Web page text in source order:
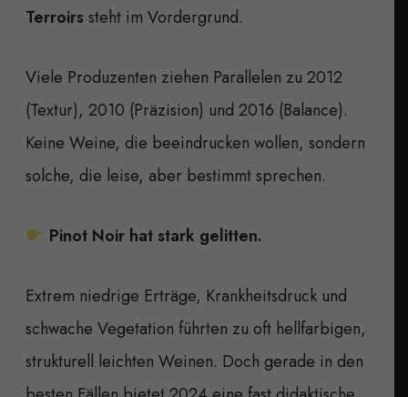
Terroirssteht im Vordergrund.
Viele Produzenten ziehen Parallelen zu 2012
(Textur), 2010 (Präzision) und 2016 (Balance).
Keine Weine, die beeindrucken wollen, sondern
solche, die leise, aber bestimmt sprechen.
Pinot Noir hat stark gelitten.
Extrem niedrige Erträge, Krankheitsdruck und
schwache Vegetation führten zu oft hellfarbigen,
strukturell leichten Weinen. Doch gerade in den